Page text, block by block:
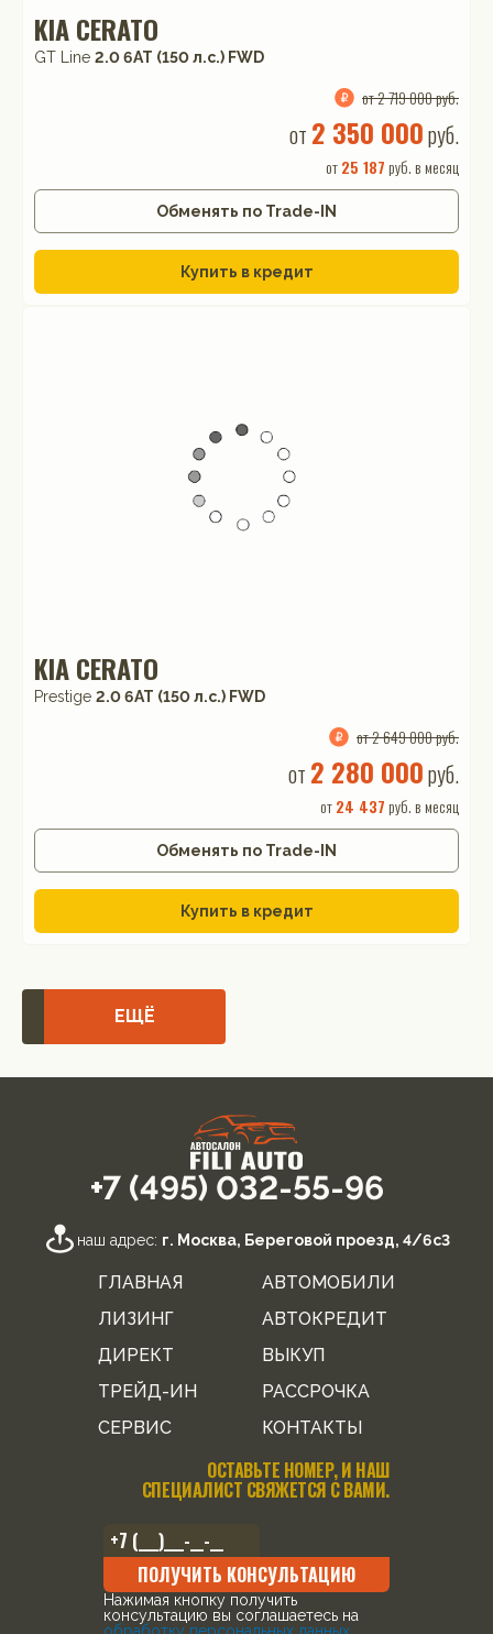
KIA CERATO
GT Line 2.0 6AT (150 л.с.) FWD
от 2 719 000 руб.
от 2 350 000руб.
от25 187 руб. в месяц
Обменять по Trade-IN
Купить в кредит
KIA CERATO
Prestige 2.0 6AT (150 л.с.) FWD
от 2 649 000 руб.
от 2 280 000руб.
от24 437 руб. в месяц
Обменять по Trade-IN
Купить в кредит
ЕЩЁ
+7 (495) 032-55-96
наш адрес: г. Москва, Береговой проезд, 4/6с3
ГЛАВНАЯ
АВТОМОБИЛИ
ЛИЗИНГ
АВТОКРЕДИТ
ДИРЕКТ
ВЫКУП
ТРЕЙД-ИН
РАССРОЧКА
СЕРВИС
КОНТАКТЫ
ОСТАВЬТЕ НОМЕР, И НАШ
СПЕЦИАЛИСТ СВЯЖЕТСЯ С ВАМИ.
ПОЛУЧИТЬ КОНСУЛЬТАЦИЮ
Нажимая кнопку получить
консультацию вы соглашаетесь на